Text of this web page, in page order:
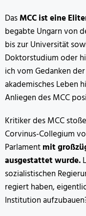
DasMCC ist eine
begabte Ungarn von
bis zur Universität
Doktorstudium oder
ich vom Gedanken
akademisches Leben
Anliegen des MCC
Kritiker des MCC
Corvinus-Collegium
Parlamentmit
ausgestattet wurde.
sozialistischen
regiert haben,
Institution